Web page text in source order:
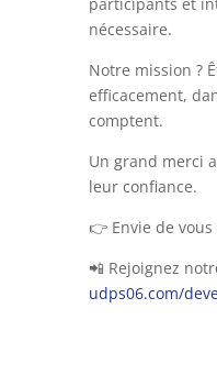
nécessaire.
Notre mission ?
efficacement,
comptent.
Un grand merci
leur confiance.
👉 Envie de
📲 Rejoignez
udps06.com/